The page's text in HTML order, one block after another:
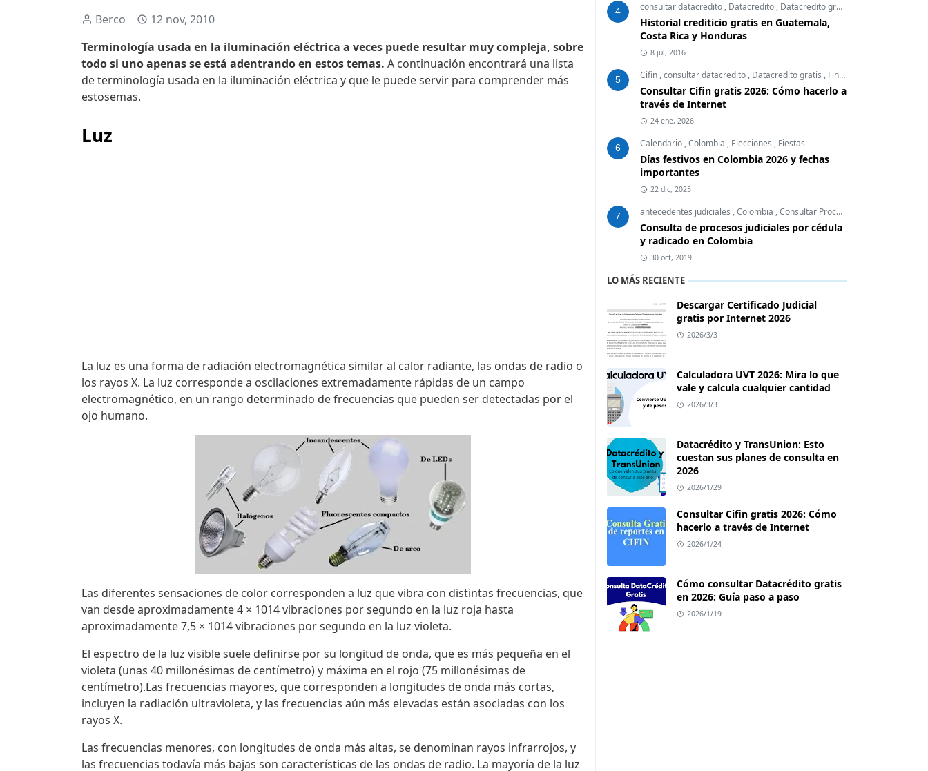
Berco
12 nov, 2010
Terminología usada en la iluminación eléctrica a veces puede resultar muy compleja, sobre
todo si uno apenas se está adentrando en estos temas. A continuación encontrará una lista
de terminología usada en la iluminación eléctrica y que le puede servir para comprender más
estosemas.
Luz
La luz es una forma de radiación electromagnética similar al calor radiante, las ondas de radio o
los rayos X. La luz corresponde a oscilaciones extremadamente rápidas de un campo
electromagnético, en un rango determinado de frecuencias que pueden ser detectadas por el
ojo humano.
Las diferentes sensaciones de color corresponden a luz que vibra con distintas frecuencias, que
van desde aproximadamente 4 × 1014 vibraciones por segundo en la luz roja hasta
aproximadamente 7,5 × 1014 vibraciones por segundo en la luz violeta.
El espectro de la luz visible suele definirse por su longitud de onda, que es más pequeña en el
violeta (unas 40 millonésimas de centímetro) y máxima en el rojo (75 millonésimas de
centímetro).Las frecuencias mayores, que corresponden a longitudes de onda más cortas,
incluyen la radiación ultravioleta, y las frecuencias aún más elevadas están asociadas con los
rayos X.
Las frecuencias menores, con longitudes de onda más altas, se denominan rayos infrarrojos, y
las frecuencias todavía más bajas son características de las ondas de radio. La mayoría de la luz
4 consultar datacredito , Datacredito , Datacredito gratis
Historial crediticio gratis en Guatemala,
Costa Rica y Honduras
8 jul, 2016
5 Cifin ,consultar datacredito , Datacredito gratis , Finanzas Personales
Consultar Cifin gratis 2026: Cómo hacerlo a
través de Internet
24 ene, 2026
6 Calendario ,Colombia , Elecciones , Fiestas
Días festivos en Colombia 2026 y fechas
importantes
22 dic, 2025
7 antecedentes judiciales ,Colombia ,Consultar Procesos Judiciales
Consulta de procesos judiciales por cédula
y radicado en Colombia
30 oct, 2019
LO MÁS RECIENTE
Descargar Certificado Judicial
gratis por Internet 2026
2026/3/3
Calculadora UVT 2026: Mira lo que
vale y calcula cualquier cantidad
2026/3/3
Datacrédito y TransUnion: Esto
cuestan sus planes de consulta en
2026
2026/1/29
Consultar Cifin gratis 2026: Cómo
hacerlo a través de Internet
2026/1/24
Cómo consultar Datacrédito gratis
en 2026: Guía paso a paso
2026/1/19